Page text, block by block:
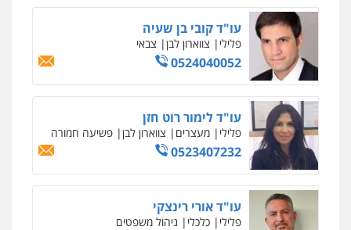
עו"ד קובי בן שעיה
פלילי צווארון לבן צבאי
0524040052
עו"ד לימור רוט חזן
פלילי מעצרים צווארון לבן פשיעה חמורה
0523407232
עו"ד אורי רינצקי
פלילי כלכלי ניהול משפטים